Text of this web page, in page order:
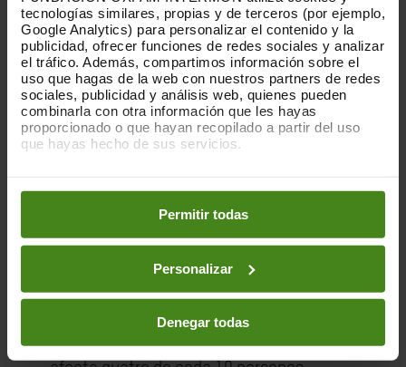
tecnologías similares, propias y de terceros (por ejemplo,
Google Analytics) para personalizar el contenido y la
publicidad, ofrecer funciones de redes sociales y analizar
el tráfico. Además, compartimos información sobre el
uso que hagas de la web con nuestros partners de redes
sociales, publicidad y análisis web, quienes pueden
combinarla con otra información que les hayas
proporcionado o que hayan recopilado a partir del uso
que hayas hecho de sus servicios.
preferencias accediendo a nuestraPolítica de Cookieso
en los botones facilitados a continuación:
Permitir todas
Personalizar
Denegar todas
Girona en les distàncies de 100 i 50
kilòmetres ja estan obertes.
A nivell internacional, el Oxfam Intermón
Trailwalker se celebra amb èxit des de
1986 en un total de 9 països: Austràlia,
Hong Kong, Gran Bretanya, Nova Zelanda,
Bèlgica, França, Irlanda, Índia i Espanya.
'Quilòmetres X aigua'
rentar-se és essencial per a la vida i per
evitar que es propaguin malalties com el
còlera i la diarrea. Sense aigua neta
que ja són greus en els països on Oxfam
Intermón treballa. L'escassetat d'aigua ja